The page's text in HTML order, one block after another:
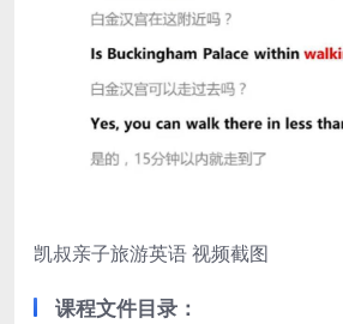
凯叔亲子旅游英语 视频截图
课程文件目录：